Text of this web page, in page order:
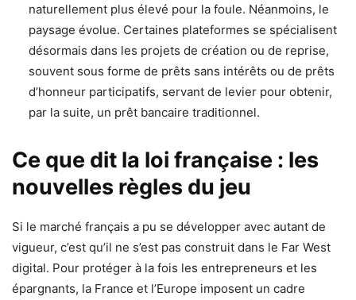
naturellement plus élevé pour la foule. Néanmoins, le
paysage évolue. Certaines plateformes se spécialisent
désormais dans les projets de création ou de reprise,
souvent sous forme de prêts sans intérêts ou de prêts
d’honneur participatifs, servant de levier pour obtenir,
par la suite, un prêt bancaire traditionnel.
Ce que dit la loi française : les
nouvelles règles du jeu
Si le marché français a pu se développer avec autant de
vigueur, c’est qu’il ne s’est pas construit dans le Far West
digital. Pour protéger à la fois les entrepreneurs et les
épargnants, la France et l’Europe imposent un cadre